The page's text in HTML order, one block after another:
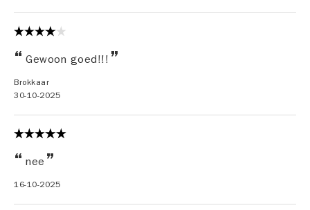
Gewoon goed!!!
Brokkaar
30-10-2025
nee
16-10-2025